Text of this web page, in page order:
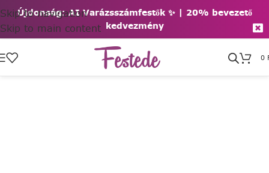
Újdonság: AI Varázsszámfestők ✨ | 20% bevezető
kedvezmény
Skip to navigation
Skip to main content
0